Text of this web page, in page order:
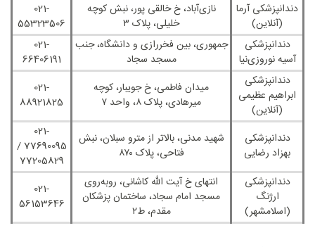
دندانپزشکی آرما
(آنلاین)
نازی‌آباد، خ خالقی ‌پور، نبش کوچه
خلیلی، پلاک ۳
021-
55323506
دندانپزشکی
آسیه نوروزی‌نیا
جمهوری، بین فخررازی و دانشگاه، جنب
مسجد سجاد
021-
66406191
دندانپزشکی
ابراهیم عظیمی
(آنلاین)
میدان فاطمی، خ جویبار، کوچه
میرهادی، پلاک ۸، واحد ۷
021-
88921825
دندانپزشکی
بهزاد رضایی
شهید مدنی، بالاتر از مترو سبلان، نبش
فتاحی، پلاک ۸۷۰
021-
77690095 /
77205829
دندانپزشکی
ارژنگ
(اسلامشهر)
انتهای خ آیت ‌الله کاشانی، روبه‌روی
مسجد امام سجاد، ساختمان پزشکان
مقدم، ط۲
021-
56153646